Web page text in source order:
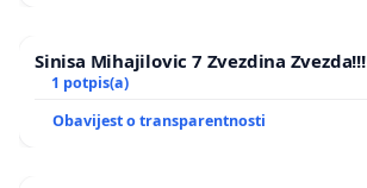
Sinisa Mihajilovic 7 Zvezdina Zvezda!!!
1 potpis(a)
Obavijest o transparentnosti